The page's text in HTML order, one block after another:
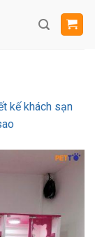
kế khách sạn